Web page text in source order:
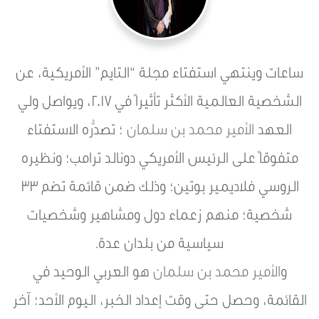
ساعات وينتهي استفتاء مجلة “التايم” الأمريكية، عن
الشخصية العالمية الأكثر تأثيراً في 2017، ويواصل ولي
العهد الأمير محمد بن سلمان ؛ تصدُّره الاستفتاء
متفوقاً على الرئيس الأمريكي دونالد ترامب؛ ونظيره
الروسي فلاديمير بوتين؛ وذلك ضمن قائمة تضم 33
شخصية؛ منهم زعماء دول ومشاهير وشخصيات
سياسية من بلدان عدة.
والأمير محمد بن سلمان هو العربي الوحيد في
القائمة، وحصل حتى وقت إعداد الخبر، اليوم الأحد؛ آخر